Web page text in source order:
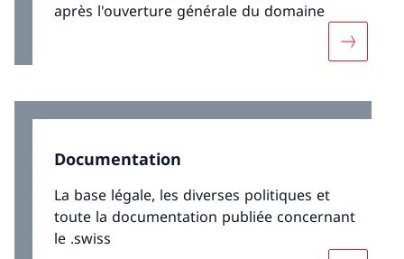
après l'ouverture générale du domaine
Documentation
La base légale, les diverses politiques et
toute la documentation publiée concernant
le .swiss